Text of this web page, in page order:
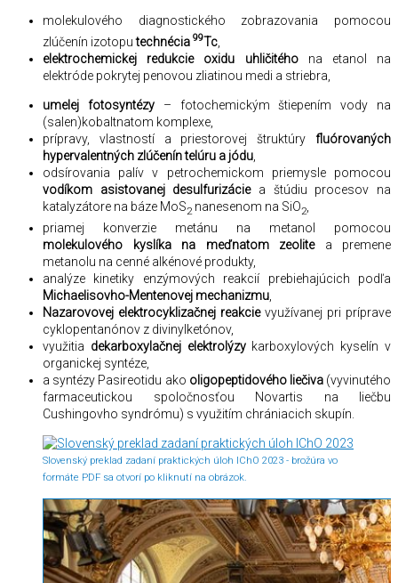
molekulového diagnostického zobrazovania pomocou
zlúčenín izotoputechnécia 99Tc
elektrochemickej redukcie oxidu uhličitéhona etanol na
elektróde pokrytej penovou zliatinou medi a striebra,
umelej fotosyntézy– fotochemickým štiepením vody na
(salen)kobaltnatom komplexe,
prípravy, vlastností a priestorovej štruktúry fluórovaných
hypervalentných zlúčenín telúru a jódu
odsírovania palív v petrochemickom priemysle pomocou
vodíkom asistovanej desulfurizáciea štúdiu procesov na
katalyzátore na báze MoS2 nanesenom na SiO2
priamej konverzie metánu na metanol pomocou
molekulového kyslíka na meďnatom zeolitea premene
metanolu na cenné alkénové produkty,
analýze kinetiky enzýmových reakcií prebiehajúcich podľa
Michaelisovho-Mentenovej mechanizmu
Nazarovovej elektrocyklizačnej reakcievyužívanej pri príprave
cyklopentanónov z divinylketónov,
využitia dekarboxylačnej elektrolýzykarboxylových kyselín v
organickej syntéze,
a syntézy Pasireotidu ako oligopeptidového liečiva(vyvinutého
farmaceutickou spoločnosťou Novartis na liečbu
Cushingovho syndrómu) s využitím chrániacich skupín.
Slovenský preklad zadaní praktických úloh IChO 2023 - brožúra vo
formáte PDF sa otvorí po kliknutí na obrázok.